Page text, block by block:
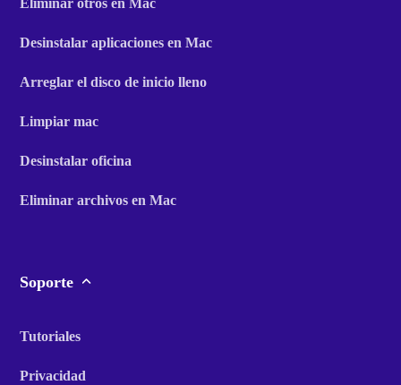
Desinstalar aplicaciones en Mac
Arreglar el disco de inicio lleno
Limpiar mac
Desinstalar oficina
Eliminar archivos en Mac
Soporte
Tutoriales
Privacidad